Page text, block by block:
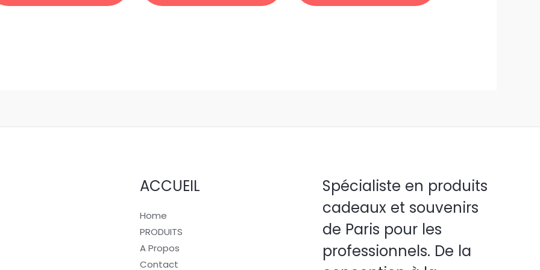
ACCUEIL
Home
PRODUITS
A Propos
Contact
Spécialiste en produits
cadeaux et souvenirs
de Paris pour les
professionnels. De la